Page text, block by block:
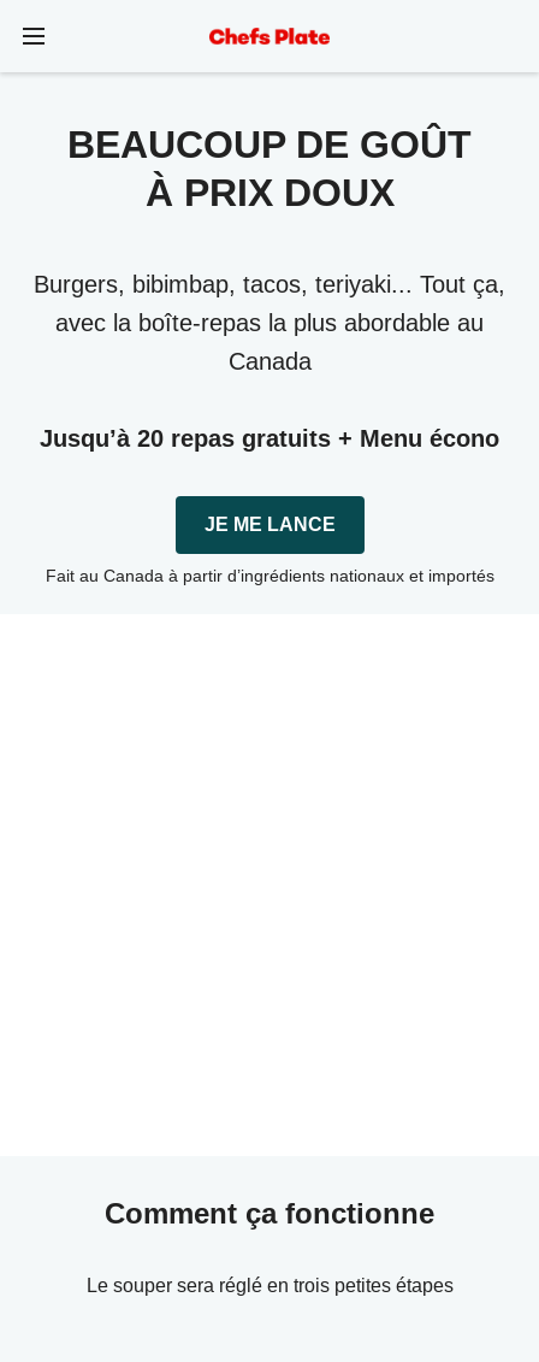
BEAUCOUP DE GOÛT
À PRIX DOUX
Burgers, bibimbap, tacos, teriyaki... Tout ça,
avec la boîte-repas la plus abordable au
Canada
Jusqu’à 20 repas gratuits + Menu écono
JE ME LANCE
Fait au Canada à partir d’ingrédients nationaux et importés
Comment ça fonctionne
Le souper sera réglé en trois petites étapes